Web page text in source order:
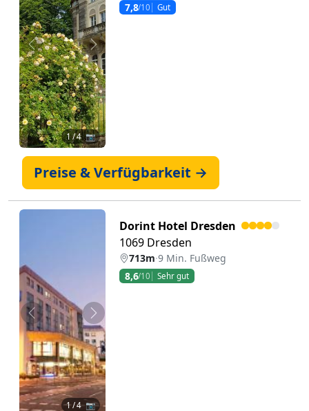
Zurück Weiter
1/ 4 📷
7,8/10 Gut
Preise & Verfügbarkeit →
Zurück Weiter
1/ 4 📷
Dorint Hotel Dresden
1069 Dresden
713m·9 Min. Fußweg
8,6/10 Sehr gut